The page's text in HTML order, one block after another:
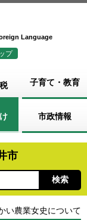
Language
プ
子育て・教育
市政情報
市
い農業女史について